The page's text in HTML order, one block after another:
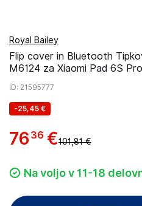
Royal Bailey
Flip cover in Bluetooth
M6124 za Xiaomi Pad 6S
ID: 21595777
-25,45 €
76 36 €101,81 €
Na voljo v 11-18